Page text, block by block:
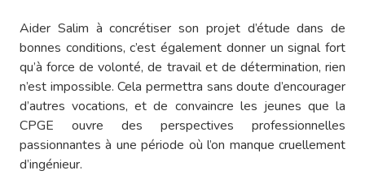
Aider Salim à concrétiser son projet d’étude dans de
bonnes conditions, c’est également donner un signal fort
qu’à force de volonté, de travail et de détermination, rien
n’est impossible. Cela permettra sans doute d’encourager
d’autres vocations, et de convaincre les jeunes que la
CPGE ouvre des perspectives professionnelles
passionnantes à une période où l’on manque cruellement
d’ingénieur.